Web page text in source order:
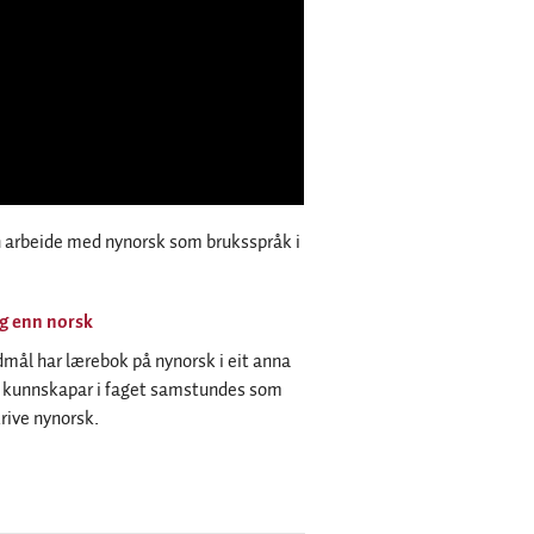
med nynorsk som bruksspråk i
enn norsk
har lærebok på nynorsk i eit anna
i faget samstundes som
nynorsk.